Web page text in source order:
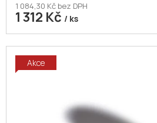
1 084,30 Kč bez DPH
1 312 Kč / ks
Akce